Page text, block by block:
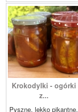
Krokodylki - ogórki
z...
Pyszne, lekko pikantne,